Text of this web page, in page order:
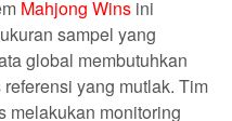
Mahjong Wins ini
sampel yang
global membutuhkan
yang mutlak. Tim
melakukan monitoring